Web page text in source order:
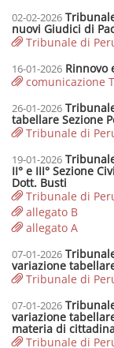
02-02-2026
nuovi Giudici di
Tribunale di
16-01-2026 Rinnovo
comunicazione
26-01-2026
tabellare Sezione
Tribunale di
19-01-2026
II° e III° Sezione
Dott. Busti
Tribunale di
allegato B
allegato A
07-01-2026
variazione
Tribunale di
07-01-2026
variazione
materia di
Tribunale di